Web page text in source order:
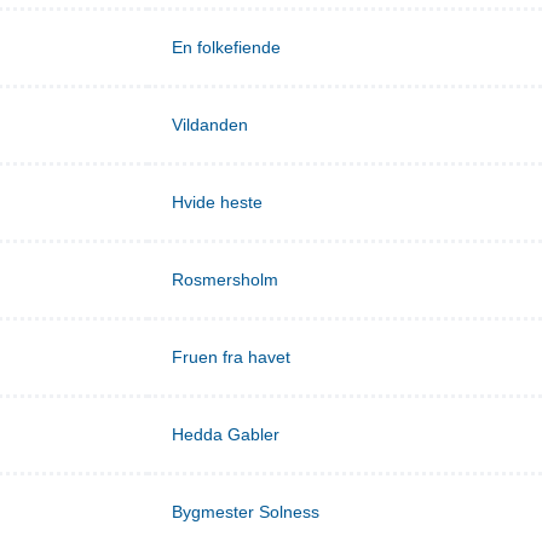
En folkefiende
Vildanden
Hvide heste
Rosmersholm
Fruen fra havet
Hedda Gabler
Bygmester Solness